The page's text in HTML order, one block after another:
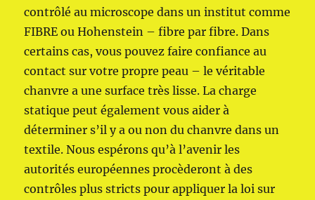
contrôlé au microscope dans un institut comme
FIBRE ou Hohenstein – fibre par fibre. Dans
certains cas, vous pouvez faire confiance au
contact sur votre propre peau – le véritable
chanvre a une surface très lisse. La charge
statique peut également vous aider à
déterminer s’il y a ou non du chanvre dans un
textile. Nous espérons qu’à l’avenir les
autorités européennes procèderont à des
contrôles plus stricts pour appliquer la loi sur